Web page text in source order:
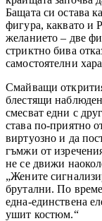
Бащата си остава
фигура, каквато и
желанието – две
стриктно бива
самостоятелни
Смайващи
блестящи
смесват едни с
става по-приятно
виртуозно и да
гъмжи от
не се движи
„Жените
брутални. По
една-единствена
ушит костюм.“